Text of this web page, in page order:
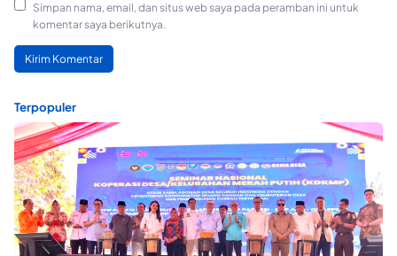
Simpan nama, email, dan situs web saya pada peramban ini untuk
komentar saya berikutnya.
Terpopuler